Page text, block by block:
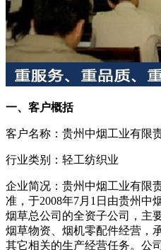
一、客户概括
客户名称：贵州中烟工业有限
行业类别：轻工纺织业
企业简况：贵州中烟工业有限
准，于2008年7月1日由贵州中
烟草总公司的全资子公司，主
烟草物资、烟机零配件经营，
其它相关的生产经营任务。公